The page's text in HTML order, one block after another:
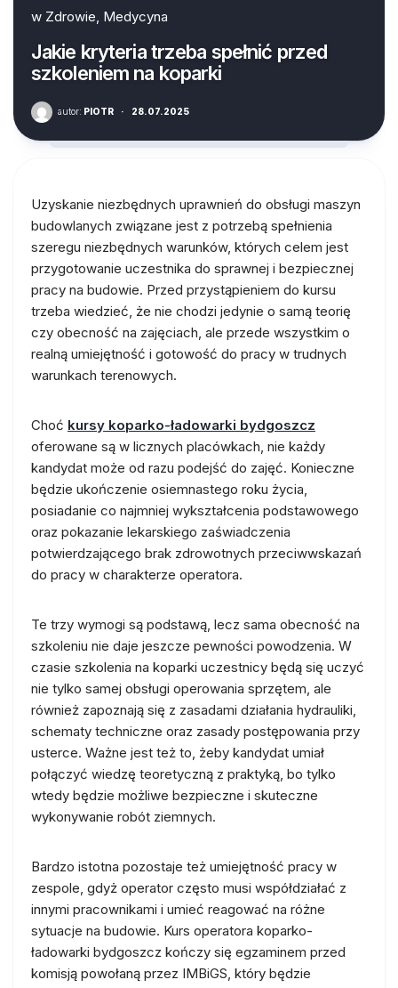
w Zdrowie, Medycyna
Jakie kryteria trzeba spełnić przed
szkoleniem na koparki
autor: PIOTR · 28.07.2025
Uzyskanie niezbędnych uprawnień do obsługi maszyn
budowlanych związane jest z potrzebą spełnienia
szeregu niezbędnych warunków, których celem jest
przygotowanie uczestnika do sprawnej i bezpiecznej
pracy na budowie. Przed przystąpieniem do kursu
trzeba wiedzieć, że nie chodzi jedynie o samą teorię
czy obecność na zajęciach, ale przede wszystkim o
realną umiejętność i gotowość do pracy w trudnych
warunkach terenowych.
Choć kursy koparko-ładowarki bydgoszcz
oferowane są w licznych placówkach, nie każdy
kandydat może od razu podejść do zajęć. Konieczne
będzie ukończenie osiemnastego roku życia,
posiadanie co najmniej wykształcenia podstawowego
oraz pokazanie lekarskiego zaświadczenia
potwierdzającego brak zdrowotnych przeciwwskazań
do pracy w charakterze operatora.
Te trzy wymogi są podstawą, lecz sama obecność na
szkoleniu nie daje jeszcze pewności powodzenia. W
czasie szkolenia na koparki uczestnicy będą się uczyć
nie tylko samej obsługi operowania sprzętem, ale
również zapoznają się z zasadami działania hydrauliki,
schematy techniczne oraz zasady postępowania przy
usterce. Ważne jest też to, żeby kandydat umiał
połączyć wiedzę teoretyczną z praktyką, bo tylko
wtedy będzie możliwe bezpieczne i skuteczne
wykonywanie robót ziemnych.
Bardzo istotna pozostaje też umiejętność pracy w
zespole, gdyż operator często musi współdziałać z
innymi pracownikami i umieć reagować na różne
sytuacje na budowie. Kurs operatora koparko-
ładowarki bydgoszcz kończy się egzaminem przed
komisją powołaną przez IMBiGS, który będzie